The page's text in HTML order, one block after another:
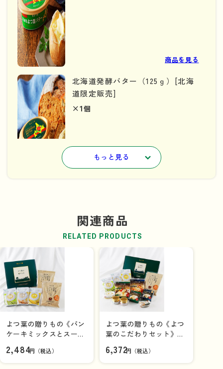
商品を見る
北海道発酵バター（125ｇ）[北海
道限定販売]
×1個
ームチーズ 100g
×1個
よつ葉北海道十勝 チーズペース
ト《カマンベールチーズ入り》
100ｇ
×1個
もっと見る
関連商品
RELATED PRODUCTS
よつ葉の贈りもの《パン
ケーキミックスとスープ
フトセット】
2,484円（税込）
よつ葉の贈りもの《よつ
葉のこだわりセット》Ｓ
6,372円（税込）